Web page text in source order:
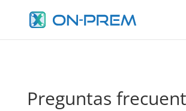
Preguntas